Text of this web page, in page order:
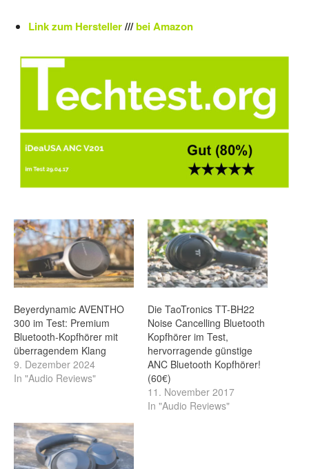
Link zum Hersteller///bei Amazon
Beyerdynamic AVENTHO
300 im Test: Premium
Bluetooth-Kopfhörer mit
überragendem Klang
9. Dezember 2024
In "Audio Reviews"
Die TaoTronics TT-BH22
Noise Cancelling Bluetooth
Kopfhörer im Test,
hervorragende günstige
ANC Bluetooth Kopfhörer!
(60€)
11. November 2017
In "Audio Reviews"